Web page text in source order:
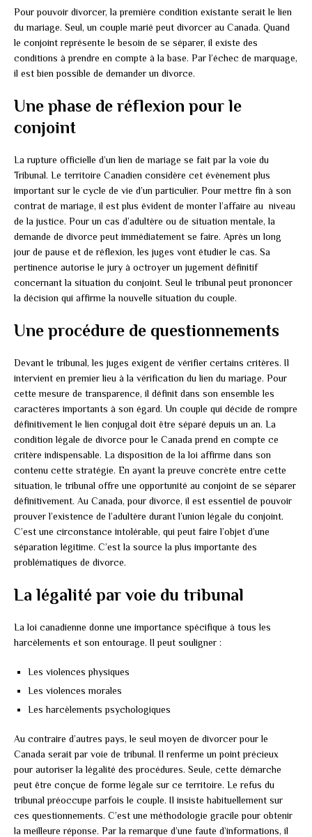
Pour pouvoir divorcer, la première condition existante serait le lien
du mariage. Seul, un couple marié peut divorcer au Canada. Quand
le conjoint représente le besoin de se séparer, il existe des
conditions à prendre en compte à la base. Par l’échec de marquage,
il est bien possible de demander un divorce.
Une phase de réflexion pour le
conjoint
La rupture officielle d’un lien de mariage se fait par la voie du
Tribunal. Le territoire Canadien considère cet évènement plus
important sur le cycle de vie d’un particulier. Pour mettre fin à son
contrat de mariage, il est plus évident de monter l’affaire au niveau
de la justice. Pour un cas d’adultère ou de situation mentale, la
demande de divorce peut immédiatement se faire. Après un long
jour de pause et de réflexion, les juges vont étudier le cas. Sa
pertinence autorise le jury à octroyer un jugement définitif
concernant la situation du conjoint. Seul le tribunal peut prononcer
la décision qui affirme la nouvelle situation du couple.
Une procédure de questionnements
Devant le tribunal, les juges exigent de vérifier certains critères. Il
intervient en premier lieu à la vérification du lien du mariage. Pour
cette mesure de transparence, il définit dans son ensemble les
caractères importants à son égard. Un couple qui décide de rompre
définitivement le lien conjugal doit être séparé depuis un an. La
condition légale de divorce pour le Canada prend en compte ce
critère indispensable. La disposition de la loi affirme dans son
contenu cette stratégie. En ayant la preuve concrète entre cette
situation, le tribunal offre une opportunité au conjoint de se séparer
définitivement. Au Canada, pour divorce, il est essentiel de pouvoir
prouver l’existence de l’adultère durant l’union légale du conjoint.
C’est une circonstance intolérable, qui peut faire l’objet d’une
séparation légitime. C’est la source la plus importante des
problématiques de divorce.
La légalité par voie du tribunal
La loi canadienne donne une importance spécifique à tous les
harcèlements et son entourage. Il peut souligner :
Les violences physiques
Les violences morales
Les harcèlements psychologiques
Au contraire d’autres pays, le seul moyen de divorcer pour le
Canada serait par voie de tribunal. Il renferme un point précieux
pour autoriser la légalité des procédures. Seule, cette démarche
peut être conçue de forme légale sur ce territoire. Le refus du
tribunal préoccupe parfois le couple. Il insiste habituellement sur
ces questionnements. C’est une méthodologie gracile pour obtenir
la meilleure réponse. Par la remarque d’une faute d’informations, il